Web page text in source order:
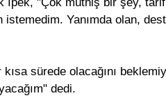
istemedim. Yanımda olan,
sürede olacağını
dedi.